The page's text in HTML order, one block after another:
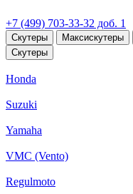
+7 (499) 703-33-32 доб. 1
Скутеры Максискутеры
Скутеры
Honda
Suzuki
Yamaha
VMC (Vento)
Regulmoto